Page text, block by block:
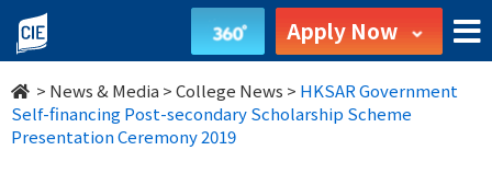
HKSAR
Government
Self-
Apply Now
> News & Media >College News > HKSAR Government
Self-financing Post-secondary Scholarship Scheme
Presentation Ceremony 2019